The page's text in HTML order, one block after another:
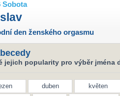
Sobota
den ženského orgasmu
jejich popularity pro výběr jména
duben květen